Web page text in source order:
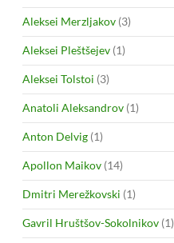
Aleksei Merzljakov (3)
Aleksei Pleštšejev (1)
Aleksei Tolstoi (3)
Anatoli Aleksandrov (1)
Anton Delvig (1)
Apollon Maikov (14)
Dmitri Merežkovski (1)
Gavril Hruštšov-Sokolnikov (1)